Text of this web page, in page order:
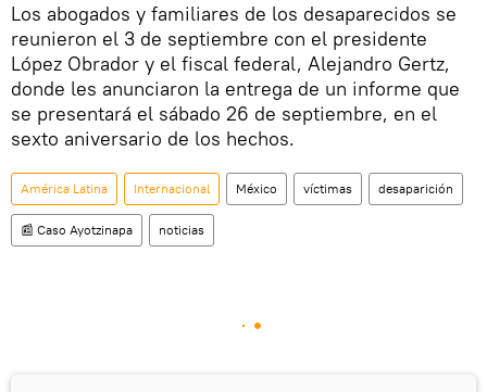
Los abogados y familiares de los desaparecidos se
reunieron el 3 de septiembre con el presidente
López Obrador y el fiscal federal, Alejandro Gertz,
donde les anunciaron la entrega de un informe que
se presentará el sábado 26 de septiembre, en el
sexto aniversario de los hechos.
América Latina Internacional México víctimas desaparición
📰 Caso Ayotzinapa noticias